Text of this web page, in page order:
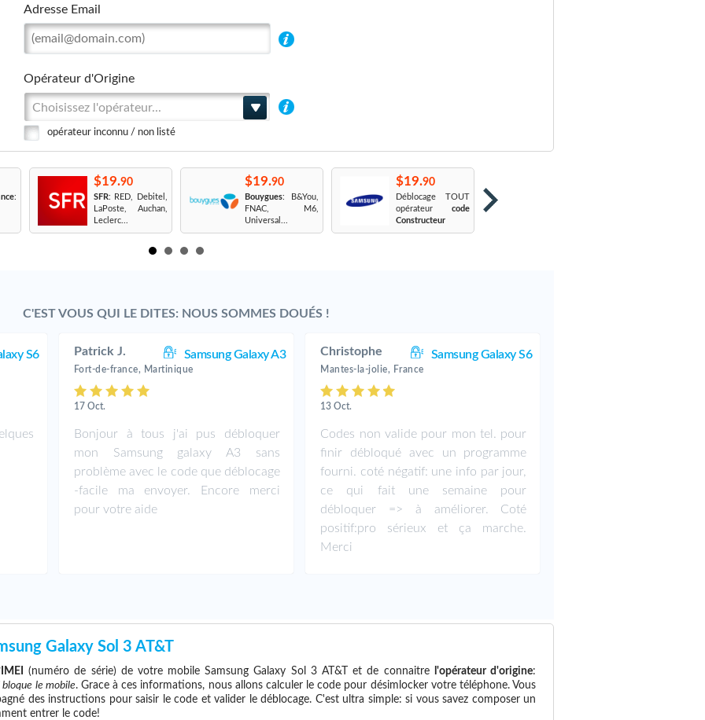
Adresse Email
Opérateur d'Origine
Choisissez l'opérateur...
opérateur inconnu / non listé
:
$19.90
SFR: RED, Debitel,
LaPoste, Auchan,
Leclerc...
$19.90
Bouygues: B&You,
FNAC, M6,
Universal...
$19.90
Déblocage TOUT
opérateur code
Constructeur
C'EST VOUS QUI LE DITES: NOUS SOMMES DOUÉS !
S6 Patrick J. Samsung Galaxy A3
Fort-de-france, Martinique
17 Oct.
Bonjour à tous j'ai pus débloquer
mon Samsung galaxy A3 sans
problème avec le code que déblocage
-facile ma envoyer. Encore merci
pour votre aide
Christophe Samsung Galaxy S6
Mantes-la-jolie, France
13 Oct.
Codes non valide pour mon tel. pour
finir débloqué avec un programme
fourni. coté négatif: une info par jour,
ce qui fait une semaine pour
débloquer => à améliorer. Coté
positif:pro sérieux et ça marche.
Merci
Galaxy Sol 3 AT&T
(numéro de série) de votre mobile Samsung Galaxy Sol 3 AT&T et de connaitre l'opérateur d'origine:
le mobile. Grace à ces informations, nous allons calculer le code pour désimlocker votre téléphone. Vous
des instructions pour saisir le code et valider le déblocage. C'est ultra simple: si vous savez composer un
entrer le code!